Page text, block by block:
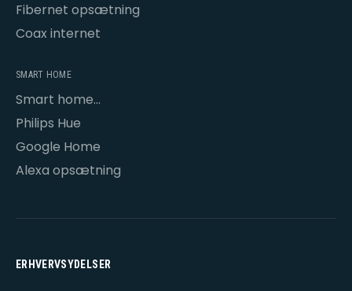
Fibernet opsætning
Coax internet
SMART HOME
Smart home
opsætning
Philips Hue
Google Home
Alexa opsætning
ERHVERVSYDELSER